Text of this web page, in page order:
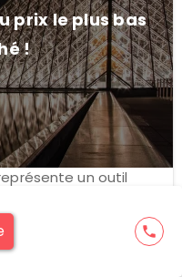
phone
prix le plus bas
!
un outil
SCI au prix le